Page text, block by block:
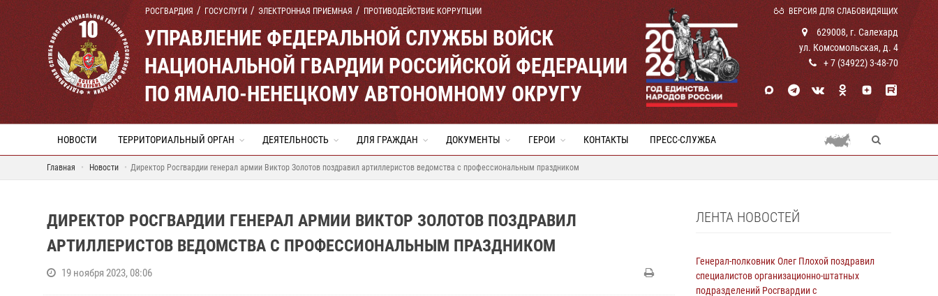
РОСГВАРДИЯ ГОСУСЛУГИ ЭЛЕКТРОННАЯ ПРИЕМНАЯ ПРОТИВОДЕЙСТВИЕ КОРРУПЦИИ ВЕРСИЯ ДЛЯ СЛАБОВИДЯЩИХ
УПРАВЛЕНИЕ ФЕДЕРАЛЬНОЙ СЛУЖБЫ ВОЙСК
НАЦИОНАЛЬНОЙ ГВАРДИИ РОССИЙСКОЙ ФЕДЕРАЦИИ
ПО ЯМАЛО-НЕНЕЦКОМУ АВТОНОМНОМУ ОКРУГУ
629008, г. Салехард
ул. Комсомольская, д. 4
+ 7 (34922) 3-48-70
НОВОСТИ ТЕРРИТОРИАЛЬНЫЙ ОРГАН ДЕЯТЕЛЬНОСТЬ ДЛЯ ГРАЖДАН ДОКУМЕНТЫ ГЕРОИ КОНТАКТЫ ПРЕСС-СЛУЖБА
Главная Новости Директор Росгвардии генерал армии Виктор Золотов поздравил артиллеристов ведомства с профессиональным праздником
ДИРЕКТОР РОСГВАРДИИ ГЕНЕРАЛ АРМИИ ВИКТОР ЗОЛОТОВ ПОЗДРАВИЛ
АРТИЛЛЕРИСТОВ ВЕДОМСТВА С ПРОФЕССИОНАЛЬНЫМ ПРАЗДНИКОМ
19 ноября 2023, 08:06
ЛЕНТА НОВОСТЕЙ
Генерал-полковник Олег Плохой поздравил
специалистов организационно-штатных
подразделений Росгвардии с